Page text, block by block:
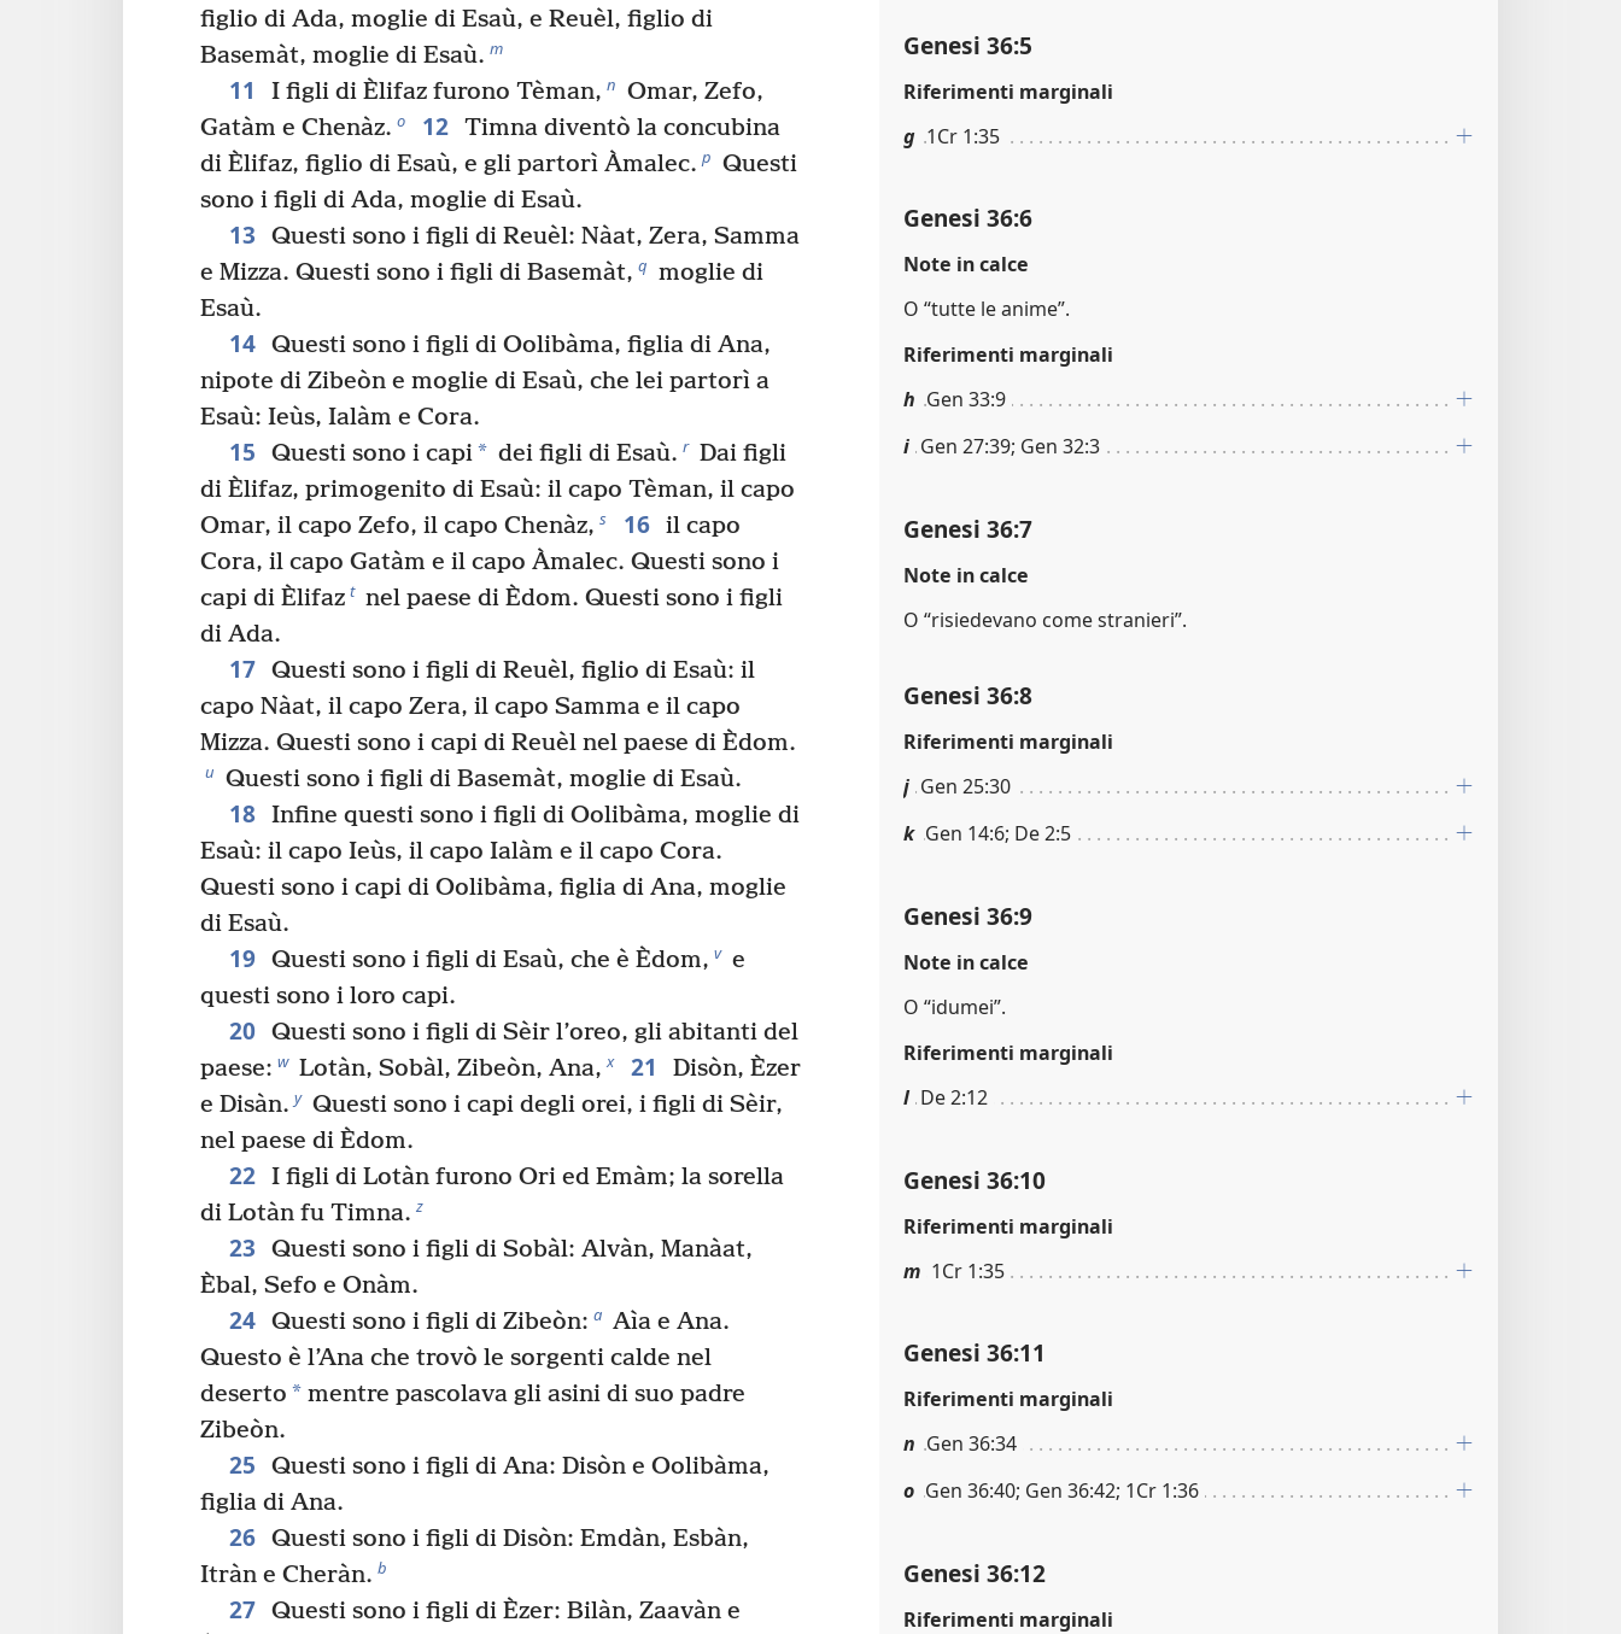
figlio di Ada, moglie di Esaù, e Reuèl, figlio di
Basemàt, moglie di Esaù. m
11 I figli di Èlifaz furono Tèman, n Omar, Zefo,
Gatàm e Chenàz. o 12 Timna diventò la concubina
di Èlifaz, figlio di Esaù, e gli partorì Àmalec. p Questi
sono i figli di Ada, moglie di Esaù.
13
Questi sono i figli di Reuèl: Nàat, Zera, Samma
e Mizza. Questi sono i figli di Basemàt, q moglie di
Esaù.
14 Questi sono i figli di Oolibàma, figlia di Ana,
nipote di Zibeòn e moglie di Esaù, che lei partorì a
Esaù: Ieùs, Ialàm e Cora.
15 Questi sono i capi* dei figli di Esaù. r Dai figli
di Èlifaz, primogenito di Esaù: il capo Tèman, il capo
Omar, il capo Zefo, il capo Chenàz, s 16 il capo
Cora, il capo Gatàm e il capo Àmalec. Questi sono i
capi di Èlifaz t nel paese di Èdom. Questi sono i figli
di Ada.
17 Questi sono i figli di Reuèl, figlio di Esaù: il
capo Nàat, il capo Zera, il capo Samma e il capo
Mizza. Questi sono i capi di Reuèl nel paese di Èdom.
u Questi sono i figli di Basemàt, moglie di Esaù.
18 Infine questi sono i figli di Oolibàma, moglie di
Esaù: il capo Ieùs, il capo Ialàm e il capo Cora.
Questi sono i capi di Oolibàma, figlia di Ana, moglie
di Esaù.
19 Questi sono i figli di Esaù, che è Èdom, v e
questi sono i loro capi.
20 Questi sono i figli di Sèir l’oreo, gli abitanti del
paese: w Lotàn, Sobàl, Zibeòn, Ana, x 21
Disòn, Èzer
e Disàn. y Questi sono i capi degli orei, i figli di Sèir,
nel paese di Èdom.
22 I figli di Lotàn furono Ori ed Emàm; la sorella
di Lotàn fu Timna. z
23
Questi sono i figli di Sobàl: Alvàn, Manàat,
Èbal, Sefo e Onàm.
24 Questi sono i figli di Zibeòn: a Aìa e Ana.
Questo è l’Ana che trovò le sorgenti calde nel
deserto * mentre pascolava gli asini di suo padre
Zibeòn.
25
Questi sono i figli di Ana: Disòn e Oolibàma,
figlia di Ana.
26 Questi sono i figli di Disòn: Emdàn, Esbàn,
Itràn e Cheràn. b
27 Questi sono i figli di Èzer: Bilàn, Zaavàn e
Genesi 36:5
Riferimenti marginali
g 1Cr 1:35
Genesi 36:6
Note in calce
O “tutte le anime”.
Riferimenti marginali
h Gen 33:9
i Gen 27:39; Gen 32:3
Genesi 36:7
Note in calce
O “risiedevano come stranieri”.
Genesi 36:8
Riferimenti marginali
j Gen 25:30
k Gen 14:6; De 2:5
Genesi 36:9
Note in calce
O “idumei”.
Riferimenti marginali
l De 2:12
Genesi 36:10
Riferimenti marginali
m 1Cr 1:35
Genesi 36:11
Riferimenti marginali
n Gen 36:34
o Gen 36:40; Gen 36:42; 1Cr 1:36
Genesi 36:12
Riferimenti marginali